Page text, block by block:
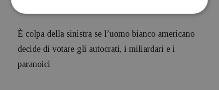
È colpa della sinistra se l’uomo bianco americano
decide di votare gli autocrati, i miliardari e i
paranoici